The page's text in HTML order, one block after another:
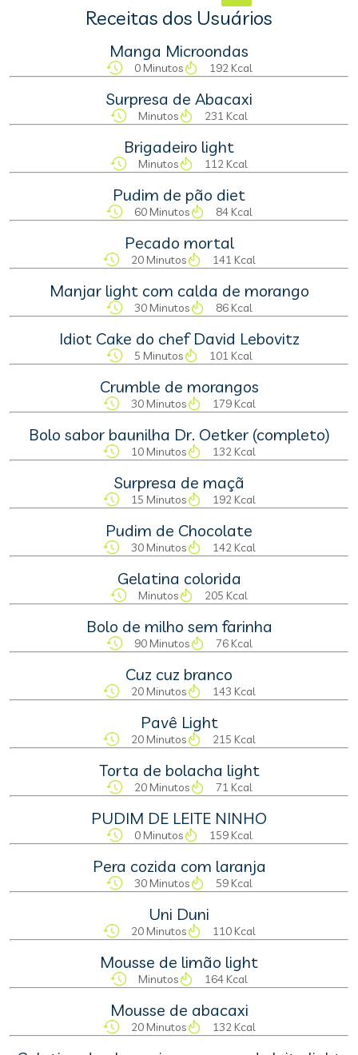
Receitas dos Usuários
Manga Microondas
0 Minutos 192 Kcal
Surpresa de Abacaxi
Minutos 231 Kcal
Brigadeiro light
Minutos 112 Kcal
Pudim de pão diet
60 Minutos 84 Kcal
Pecado mortal
20 Minutos 141 Kcal
Manjar light com calda de morango
30 Minutos 86 Kcal
Idiot Cake do chef David Lebovitz
5 Minutos 101 Kcal
Crumble de morangos
30 Minutos 179 Kcal
Bolo sabor baunilha Dr. Oetker (completo)
10 Minutos 132 Kcal
Surpresa de maçã
15 Minutos 192 Kcal
Pudim de Chocolate
30 Minutos 142 Kcal
Gelatina colorida
Minutos 205 Kcal
Bolo de milho sem farinha
90 Minutos 76 Kcal
Cuz cuz branco
20 Minutos 143 Kcal
Pavê Light
20 Minutos 215 Kcal
Torta de bolacha light
20 Minutos 71 Kcal
PUDIM DE LEITE NINHO
0 Minutos 159 Kcal
Pera cozida com laranja
30 Minutos 59 Kcal
Uni Duni
20 Minutos 110 Kcal
Mousse de limão light
Minutos 164 Kcal
Mousse de abacaxi
20 Minutos 132 Kcal